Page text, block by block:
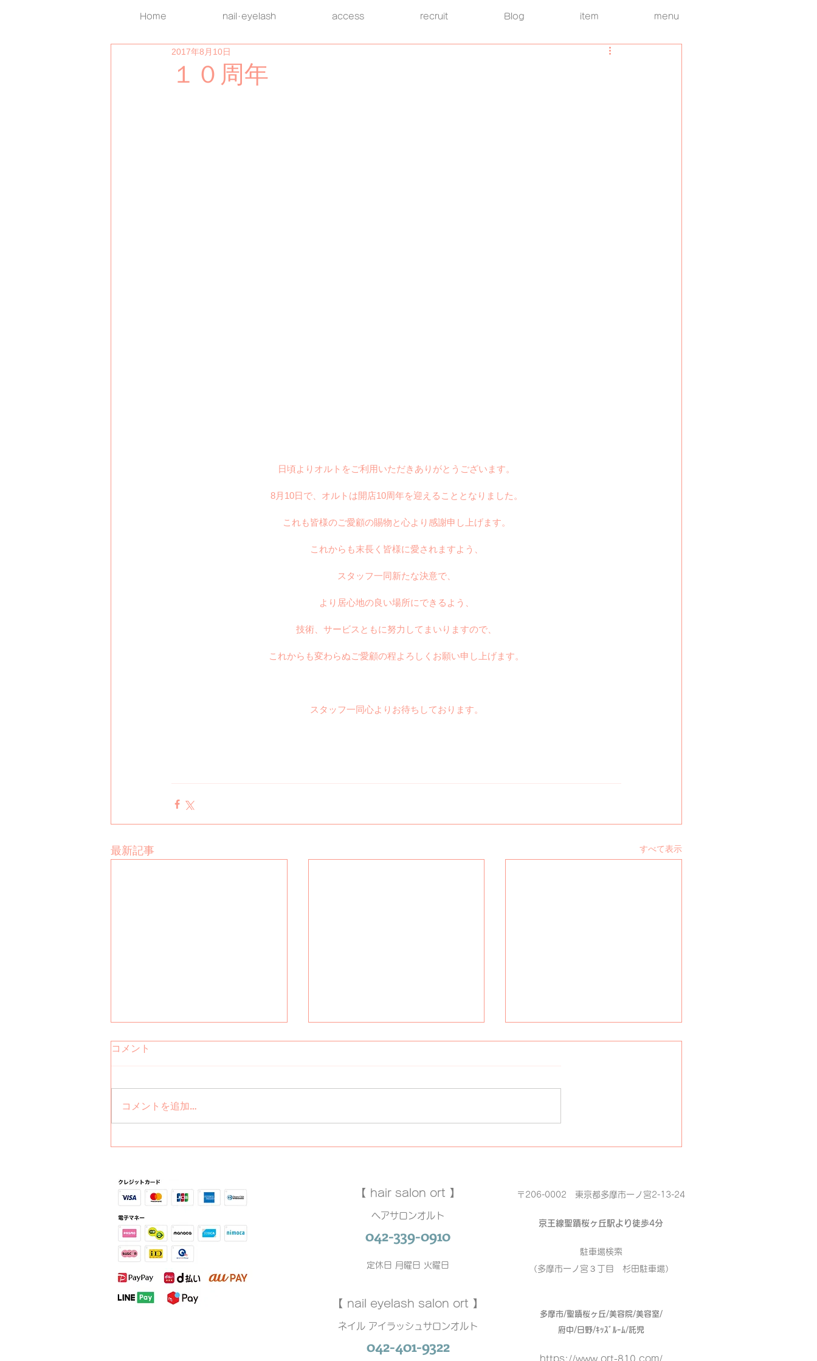
Home nail･eyelash access recruit Blog item menu
１０周年
2017年8月10日
日頃よりオルトをご利用いただきありがとうございます。
8月10日で、オルトは開店10周年を迎えることとなりました。
これも皆様のご愛顧の賜物と心より感謝申し上げます。
これからも末長く皆様に愛されますよう、
スタッフ一同新たな決意で、
より居心地の良い場所にできるよう、
技術、サービスともに努力してまいりますので、
これからも変わらぬご愛顧の程よろしくお願い申し上げます。
スタッフ一同心よりお待ちしております。
最新記事 すべて表示
復帰致しました！
お久しぶりです！ この度、育児
いただきます。 出勤日は 【月・
木・金・土の 9時～17時】とな
【技術料金２０％オフ】 とさせ
て頂きます。 また、子供の体調
不良などにより、やむを得ずご予
約の変更をお願いする場合がござ
います。 ご迷惑をおかけしてし
まうこ
コメント
コメントを追加…
【 hair salon ort 】
ヘアサロンオルト
042-339-0910
定休日 月曜日 火曜日
【 nail eyelash salon ort 】
ネイル アイラッシュサロンオルト
042-401-9322
〒206-0002 東京都多摩市一ノ宮2-13-24
京王線聖蹟桜ヶ丘駅より徒歩4分
駐車場検索
（多摩市一ノ宮３丁目 杉田駐車場）
多摩市/聖蹟桜ヶ丘/美容院/美容室/
府中/日野/ｷｯｽﾞﾙｰﾑ/託児
https://www.ort-810.com/